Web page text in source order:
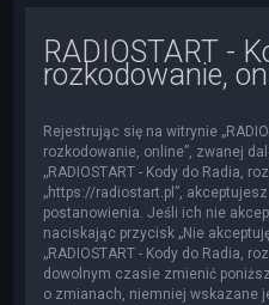
RADIOSTART -
rozkodowanie,
Rejestrując się na witrynie
rozkodowanie, online”, zwanej
„RADIOSTART - Kody do Radia,
„https://radiostart.pl”,
postanowienia. Jeśli ich nie
naciskając przycisk „Nie
„RADIOSTART - Kody do Radia,
dowolnym czasie zmienić
o zmianach, niemniej wskazane